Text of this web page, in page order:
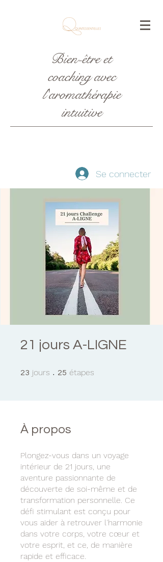
Bien-être et
coaching avec
l'aromathérapie
intuitive
Se connecter
21 jours A-LIGNE
23 jours 23 jours
25 étapes
À propos
Plongez-vous dans un voyage
intérieur de 21 jours, une
aventure passionnante de
découverte de soi-même et de
transformation personnelle. Ce
défi stimulant est conçu pour
vous aider à retrouver l'harmonie
dans votre corps, votre cœur et
votre esprit, et ce, de manière
rapide et efficace.